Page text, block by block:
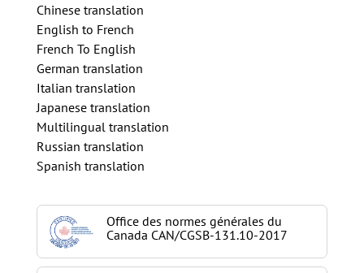
Chinese translation
English to French
French To English
German translation
Italian translation
Japanese translation
Multilingual translation
Russian translation
Spanish translation
Office des normes générales du
Canada CAN/CGSB-131.10-2017